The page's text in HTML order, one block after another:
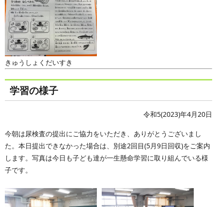
きゅうしょくだいすき
学習の様子
令和5(2023)年4月20日
今朝は尿検査の提出にご協力をいただき、ありがとうございまし
た。本日提出できなかった場合は、別途2回目(5月9日回収)をご案内
します。写真は今日も子ども達が一生懸命学習に取り組んでいる様
子です。